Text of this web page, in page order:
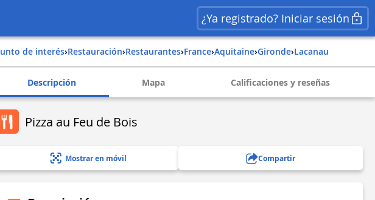
¿Ya registrado? Iniciar sesión
Punto de interés› Restauración› Restaurantes› france› aquitaine› gironde› lacanau
Descripción Mapa Calificaciones y reseñas
Pizza au Feu de Bois
Mostrar en móvil Compartir